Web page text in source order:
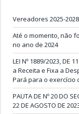
Vereadores 2025-2028
Até o momento, não
no ano de 2024
LEI Nº 1889/2023, DE
a Receita e Fixa a
Pará para o exercício
PAUTA DE Nº 20 DO
22 DE AGOSTO DE